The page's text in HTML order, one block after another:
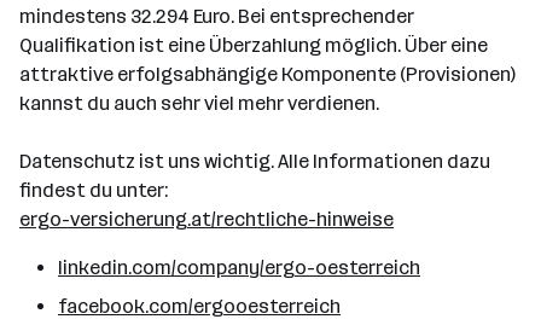
mindestens 32.294 Euro. Bei entsprechender
Qualifikation ist eine Überzahlung möglich. Über eine
attraktive erfolgsabhängige Komponente (Provisionen)
kannst du auch sehr viel mehr verdienen.
Datenschutz ist uns wichtig. Alle Informationen dazu
findest du unter:
ergo-versicherung.at/rechtliche-hinweise
linkedin.com/company/ergo-oesterreich
facebook.com/ergooesterreich